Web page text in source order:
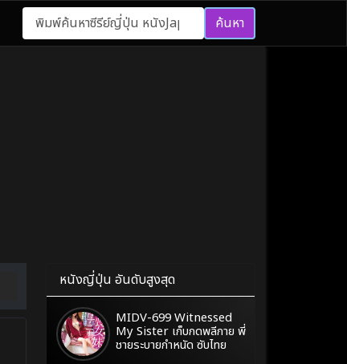
ค้นหา
หนังญี่ปุ่น อันดับสูงสุด
MIDV-699 Witnessed
My Sister เก็บกดพลีกาย พี่
ชายระบายกำหนัด ซับไทย